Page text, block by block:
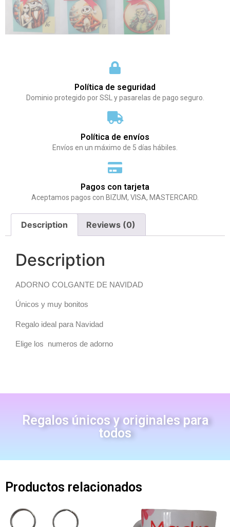
Política de seguridad
Dominio protegido por SSL y pasarelas de pago seguro.
Política de envíos
Envíos en un máximo de 5 días hábiles.
Pagos con tarjeta
Aceptamos pagos con BIZUM, VISA, MASTERCARD.
Description Reviews (0)
Description
ADORNO COLGANTE DE NAVIDAD
Únicos y muy bonitos
Regalo ideal para Navidad
Elige los numeros de adorno
Regalos únicos y originales para
todos
Productos relacionados